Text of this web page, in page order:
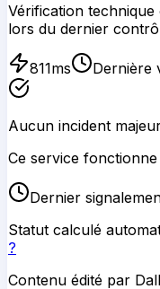
Vérification technique
lors du dernier
811ms Dernière
Aucun incident
Ce service
Dernier
Statut calculé
?
Contenu édité par